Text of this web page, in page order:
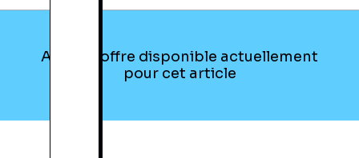
Aucune offre disponible actuellement
pour cet article